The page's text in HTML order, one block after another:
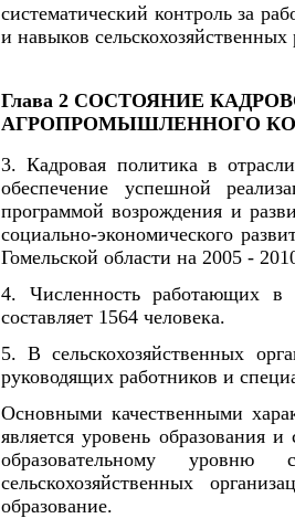
систематический контроль за
и навыков сельскохозяйственных
Глава 2 СОСТОЯНИЕ
АГРОПРОМЫШЛЕННОГО
3. Кадровая политика в
обеспечение успешной
программой возрождения и
социально-экономического
Гомельской области на 2005 -
4. Численность работающих в
составляет 1564 человека.
5. В сельскохозяйственных
руководящих работников и
Основными качественными
является уровень образования
образовательному уровню
сельскохозяйственных
образование.